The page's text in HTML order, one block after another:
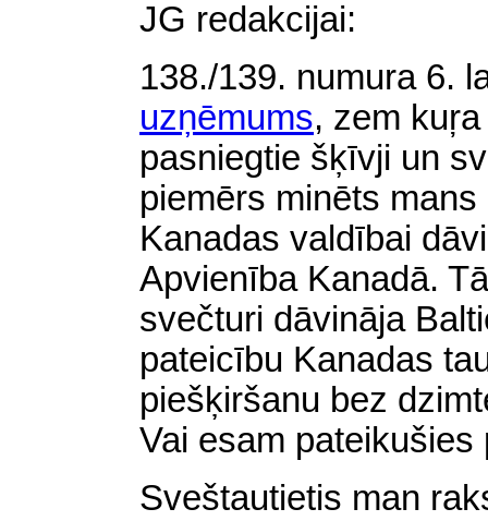
JG redakcijai:
138./139. numura 6.
uzņēmums, zem
pasniegtie šķīvji un
piemērs minēts
Kanadas valdībai
Apvienība Kanadā.
svečturi dāvināja
pateicību Kanadas
piešķiršanu bez
Vai esam pateikušies
Sveštautietis man